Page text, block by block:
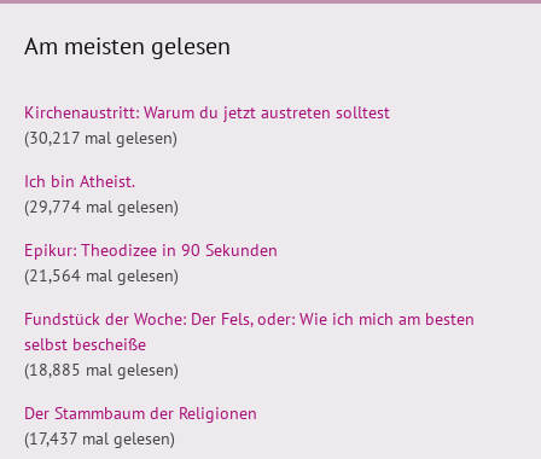
Am meisten gelesen
Kirchenaustritt: Warum du jetzt austreten solltest
(30,217 mal gelesen)
Ich bin Atheist.
(29,774 mal gelesen)
Epikur: Theodizee in 90 Sekunden
(21,564 mal gelesen)
Fundstück der Woche: Der Fels, oder: Wie ich mich am besten
selbst bescheiße
(18,885 mal gelesen)
Der Stammbaum der Religionen
(17,437 mal gelesen)